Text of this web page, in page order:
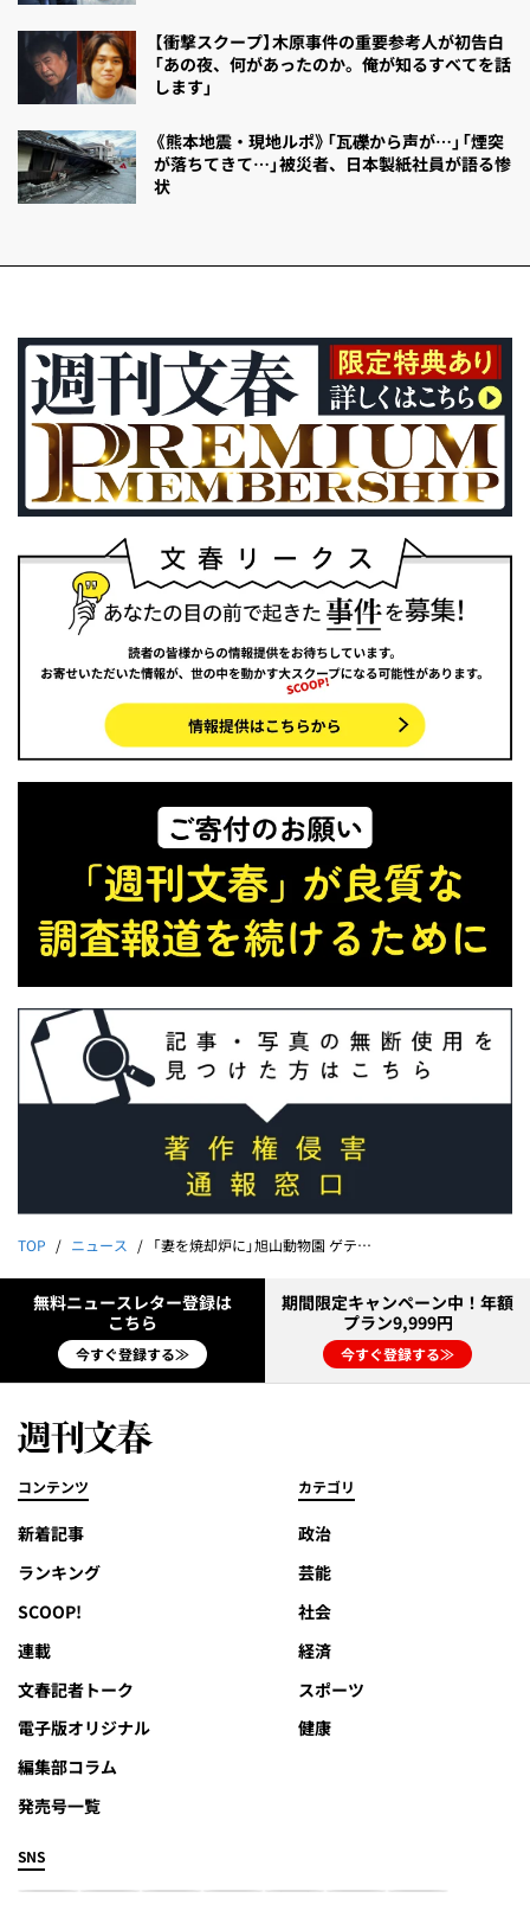
【衝撃スクープ】木原事件の重要参考人が初告白
「あの夜、何があったのか。俺が知るすべてを話
します」
《熊本地震・現地ルポ》「瓦礫から声が…」「煙突
が落ちてきて…」被災者、日本製紙社員が語る惨
状
TOP ニュース 「妻を焼却炉に」旭山動物園 ゲテモノ担当職員夫の異様なBBQ《「遺体は数時間かけて燃やした」と供述》
無料ニュースレター登録は
こちら
今すぐ登録する≫
期間限定キャンペーン中！年額
プラン9,999円
今すぐ登録する≫
コンテンツ
新着記事
ランキング
SCOOP!
連載
文春記者トーク
電子版オリジナル
編集部コラム
発売号一覧
カテゴリ
政治
芸能
社会
経済
スポーツ
健康
SNS